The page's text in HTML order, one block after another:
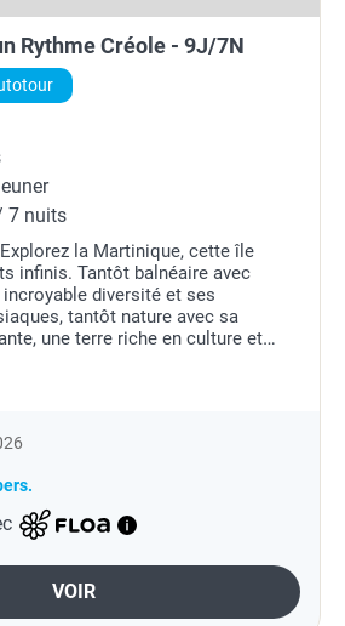
Rythme Créole - 9J/7N
7 nuits
Explorez la Martinique, cette île
infinis. Tantôt balnéaire avec
diversité et ses
tantôt nature avec sa
une terre riche en culture et
VOIR